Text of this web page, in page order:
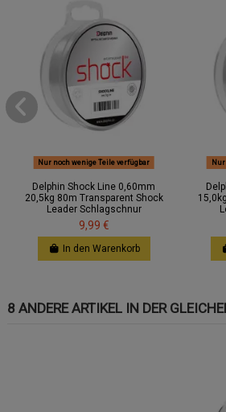
Nur noch wenige Teile verfügbar
Delphin Shock Line 0,60mm
20,5kg 80m Transparent Shock
Leader Schlagschnur
9,99 €
In den Warenkorb
8 ANDERE ARTIKEL IN DER